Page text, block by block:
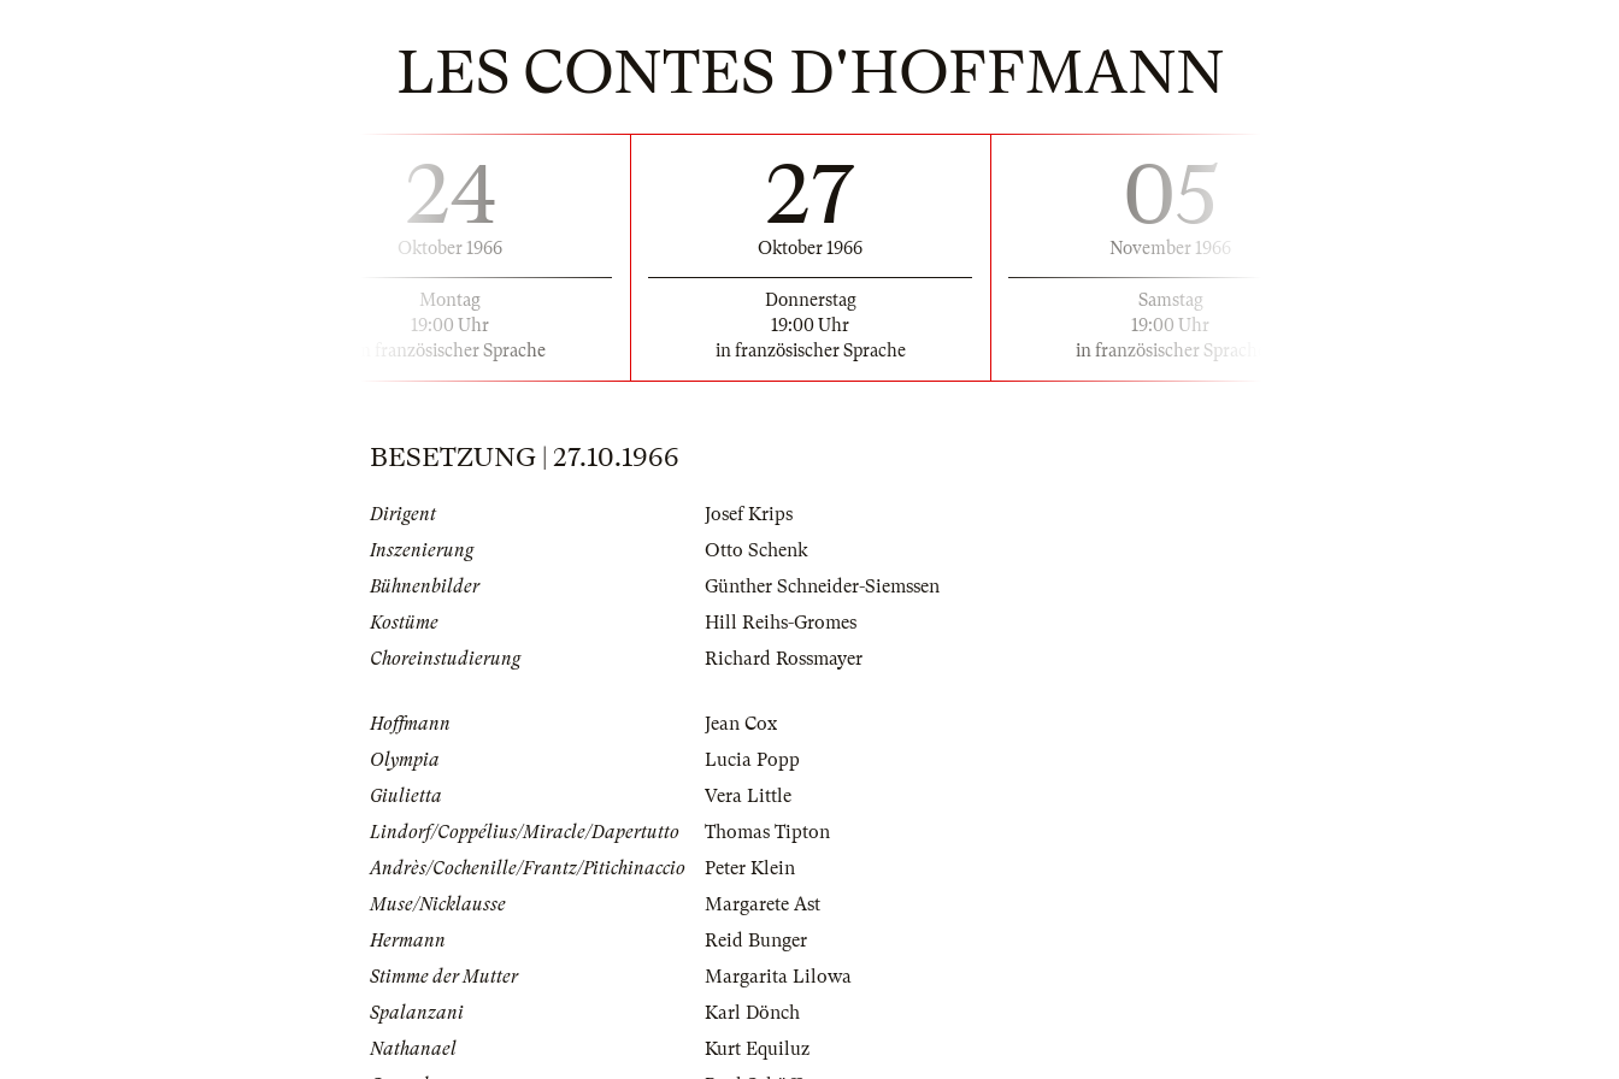
LES CONTES D'HOFFMANN
24
Oktober 1966
Montag
19:00 Uhr
in französischer Sprache
27
Oktober 1966
Donnerstag
19:00 Uhr
in französischer Sprache
05
November 1966
Samstag
19:00 Uhr
in französischer Sprache
BESETZUNG | 27.10.1966
Dirigent
Josef Krips
Inszenierung
Otto Schenk
Bühnenbilder
Günther Schneider-Siemssen
Kostüme
Hill Reihs-Gromes
Choreinstudierung
Richard Rossmayer
Hoffmann
Jean Cox
Olympia
Lucia Popp
Giulietta
Vera Little
Lindorf/Coppélius/Miracle/Dapertutto
Thomas Tipton
Andrès/Cochenille/Frantz/Pitichinaccio
Peter Klein
Muse/Nicklausse
Margarete Ast
Hermann
Reid Bunger
Stimme der Mutter
Margarita Lilowa
Spalanzani
Karl Dönch
Nathanael
Kurt Equiluz